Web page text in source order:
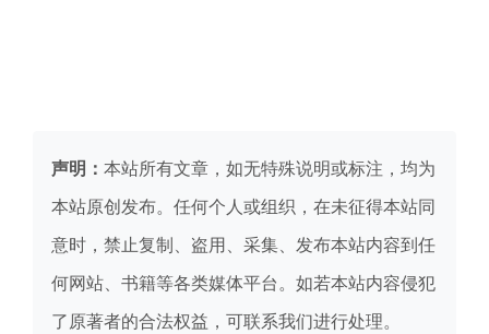
声明： 本站所有文章，如无特殊说明或标注，均为
本站原创发布。任何个人或组织，在未征得本站同
意时，禁止复制、盗用、采集、发布本站内容到任
何网站、书籍等各类媒体平台。如若本站内容侵犯
了原著者的合法权益，可联系我们进行处理。